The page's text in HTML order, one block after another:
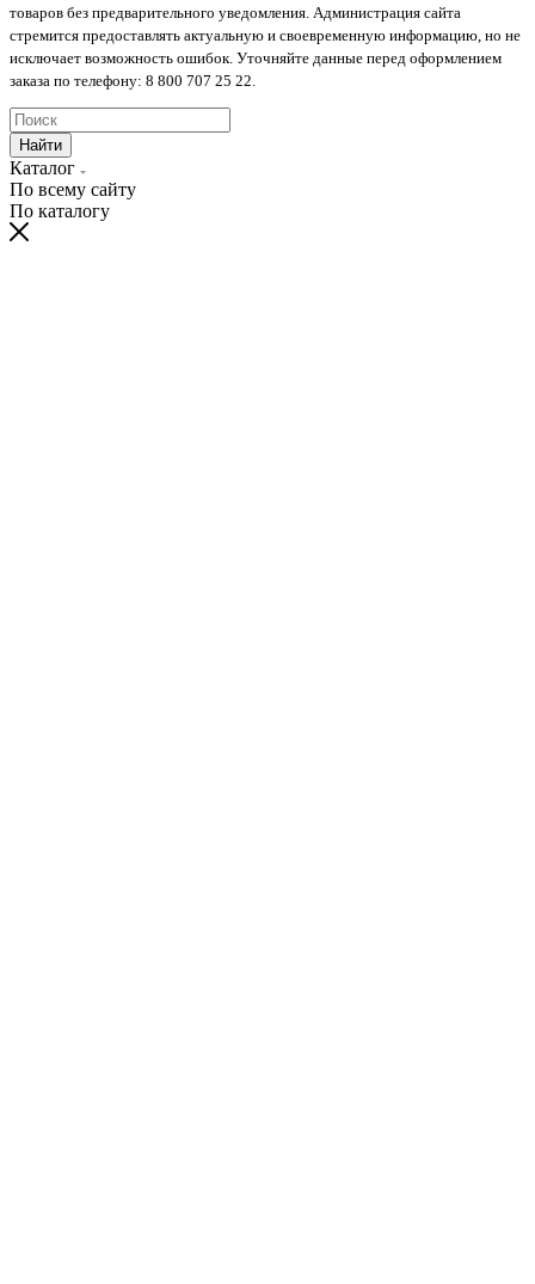
товаров без предварительного уведомления. Администрация сайта
стремится предоставлять актуальную и своевременную информацию, но не
исключает возможность ошибок. Уточняйте данные перед оформлением
заказа по телефону: 8 800 707 25 22.
Найти
Каталог
По всему сайту
По каталогу